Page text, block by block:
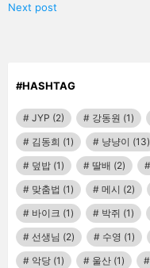
Next post
#HASHTAG
JYP (2) 강동원 (1)
김동희 (1) 냥냥이 (13)
덮밥 (1) 딸배 (2)
맞춤법 (1) 메시 (2)
바이크 (1) 박쥐 (1)
선생님 (2) 수영 (1)
악당 (1) 울산 (1)